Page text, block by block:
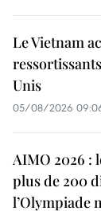
Le Vietnam
Unis
05/08/2026
AIMO 2026 :
plus de 200
l’Olympiade